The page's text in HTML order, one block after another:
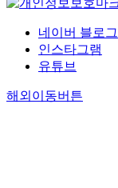
네이버 블로그
인스타그램
유튜브
해외이동버튼